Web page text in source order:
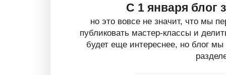
С 1 января блог
но это вовсе не значит, что мы
публиковать мастер-классы и
будет еще интереснее, но блог